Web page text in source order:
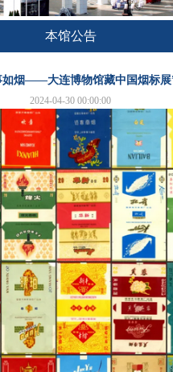
本馆公告
如烟——大连博物馆藏中国烟标展
2024-04-30 00:00:00